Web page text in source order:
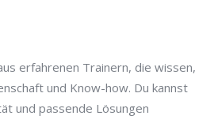
erfahrenen Trainern, die wissen,
und Know-how. Du kannst
und passende Lösungen